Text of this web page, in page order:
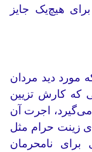
هیچ‌یک جایز
مورد دید مردان
که کارش تزیین
اجرت آن
زینت حرام مثل
نامحرمان